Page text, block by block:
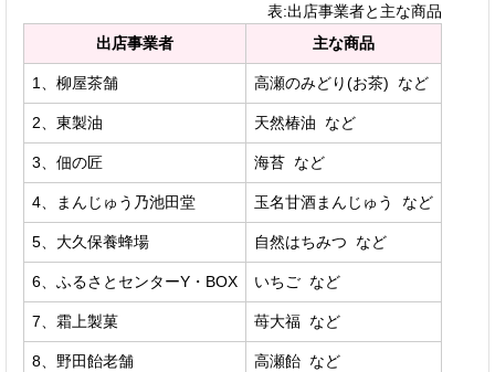
表:出店事業者と主な商品
出店事業者
主な商品
1、柳屋茶舗 高瀬のみどり(お茶) など
2、東製油 天然椿油 など
3、佃の匠 海苔 など
4、まんじゅう乃池田堂 玉名甘酒まんじゅう など
5、大久保養蜂場 自然はちみつ など
6、ふるさとセンターY・BOX いちご など
7、霜上製菓 苺大福 など
8、野田飴老舗 高瀬飴 など